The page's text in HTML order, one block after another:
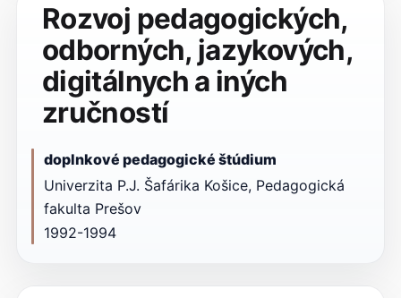
Rozvoj pedagogických,
odborných, jazykových,
digitálnych a iných
zručností
doplnkové pedagogické štúdium
Univerzita P.J. Šafárika Košice, Pedagogická
fakulta Prešov
1992-1994